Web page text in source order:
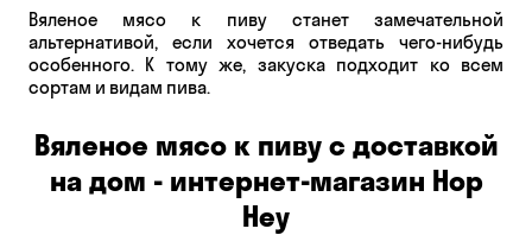
Вяленое мясо к пивустанет замечательной
альтернативой, если хочется отведать чего-нибудь
особенного. К тому же, закуска подходит ко всем
сортам и видам пива.
Вяленое мясо к пиву с доставкой
на дом - интернет-магазин Hop
Hey